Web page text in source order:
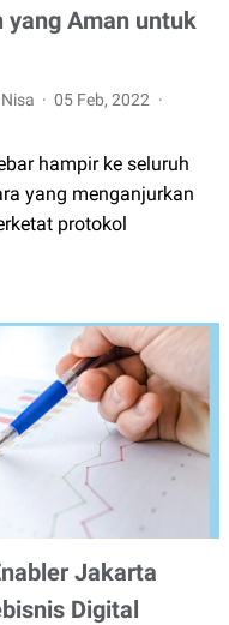
yang Aman untuk
05 Feb, 2022
hampir ke seluruh
yang menganjurkan
protokol
Jakarta
Digital